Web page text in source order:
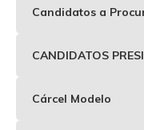
Candidatos a
CANDIDATOS
Cárcel Modelo